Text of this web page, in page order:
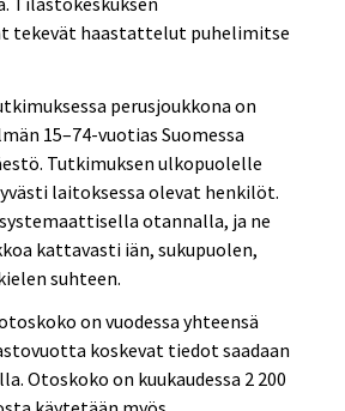
tekevät haastattelut puhelimitse
perusjoukkona on
15–74-vuotias Suomessa
Tutkimuksen ulkopuolelle
laitoksessa olevat henkilöt.
otannalla, ja ne
kattavasti iän, sukupuolen,
suhteen.
on vuodessa yhteensä
koskevat tiedot saadaan
Otoskoko on kuukaudessa 2 200